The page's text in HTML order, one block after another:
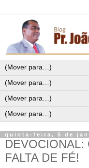
quinta-feira, 5 de
DEVOCIONAL:
FALTA DE FÉ!